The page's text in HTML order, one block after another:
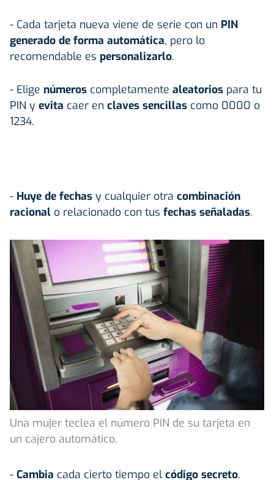
- Cada tarjeta nueva viene de serie con un PIN
generado de forma automática, pero lo
recomendable es personalizarlo.
- Elige números completamente aleatorios para tu
PIN y evita caer en claves sencillas como 0000 o
1234.
- Huye de fechas y cualquier otra combinación
racional o relacionado con tus fechas señaladas.
Una mujer teclea el número PIN de su tarjeta en
un cajero automático.
- Cambia cada cierto tiempo el código secreto.